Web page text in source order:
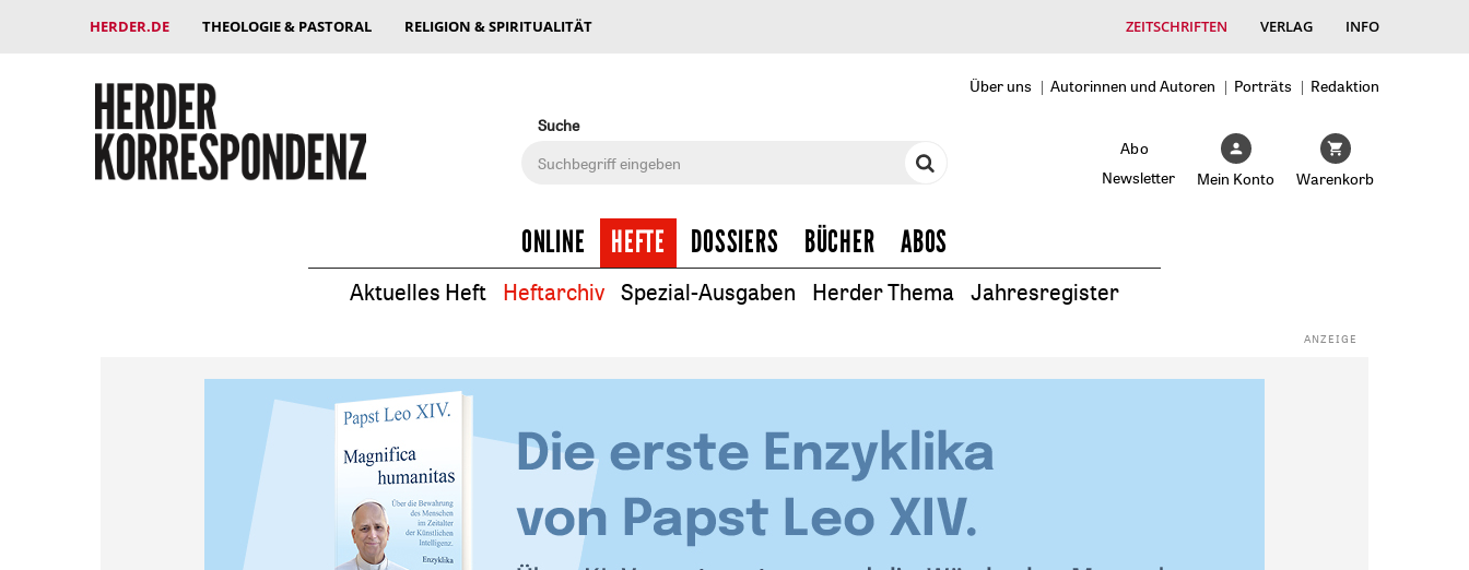
HERDER.DE THEOLOGIE & PASTORAL RELIGION & SPIRITUALITÄT ZEITSCHRIFTEN VERLAG INFO
Über uns Autorinnen und Autoren Porträts
Redaktion
Suche
Abo
Newsletter
Mein Konto Warenkorb
ONLINE HEFTE DOSSIERS BÜCHER ABOS
Aktuelles Heft Heftarchiv Spezial-Ausgaben Herder Thema Jahresregister